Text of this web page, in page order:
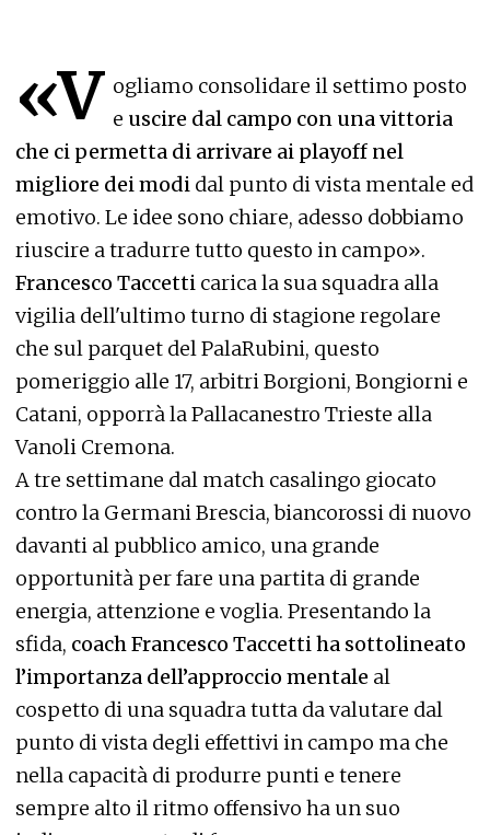
«V ogliamo consolidare il settimo posto
e uscire dal campo con una vittoria
che ci permetta di arrivare ai playoff nel
migliore dei modi dal punto di vista mentale ed
emotivo. Le idee sono chiare, adesso dobbiamo
riuscire a tradurre tutto questo in campo».
Francesco Taccetti carica la sua squadra alla
vigilia dell'ultimo turno di stagione regolare
che sul parquet del PalaRubini, questo
pomeriggio alle 17, arbitri Borgioni, Bongiorni e
Catani, opporrà la Pallacanestro Trieste alla
Vanoli Cremona.
A tre settimane dal match casalingo giocato
contro la Germani Brescia, biancorossi di nuovo
davanti al pubblico amico, una grande
opportunità per fare una partita di grande
energia, attenzione e voglia. Presentando la
sfida, coach Francesco Taccetti ha sottolineato
l’importanza dell’approccio mentale al
cospetto di una squadra tutta da valutare dal
punto di vista degli effettivi in campo ma che
nella capacità di produrre punti e tenere
sempre alto il ritmo offensivo ha un suo